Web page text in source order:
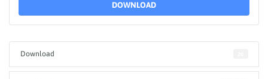
DOWNLOAD
Download